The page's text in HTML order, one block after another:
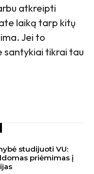
atkreipti
laiką tarp kitų
Jei to
tikrai tau
studijuoti VU:
priėmimas į